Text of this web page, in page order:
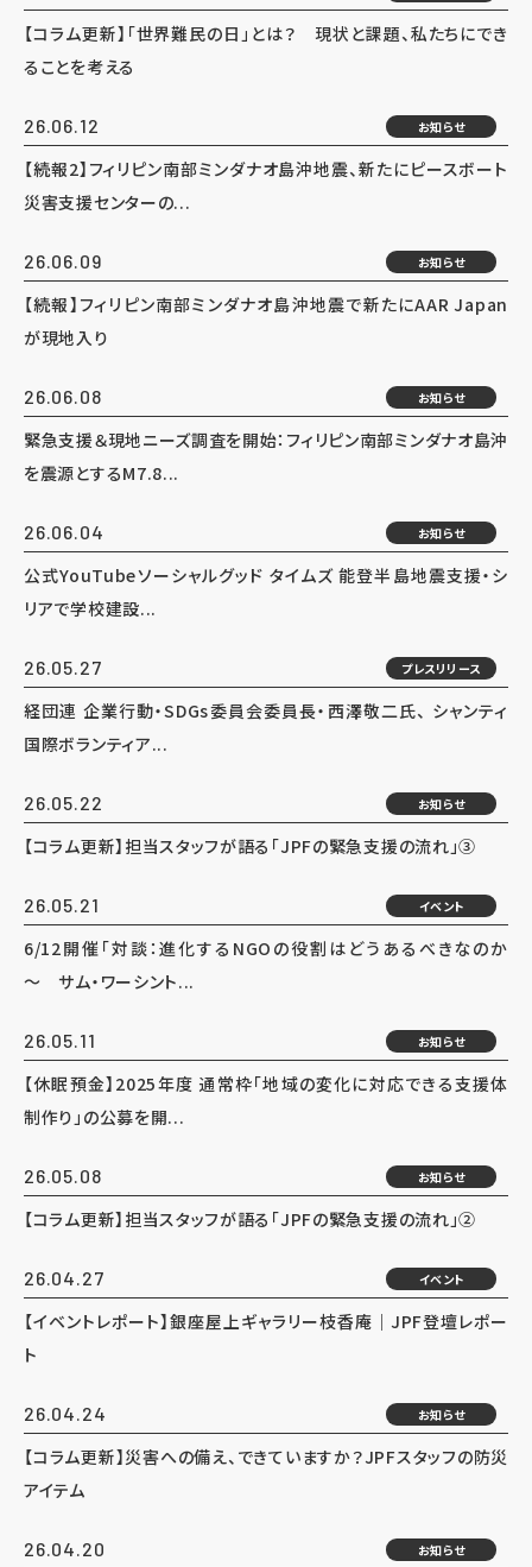
【コラム更新】「世界難民の日」とは？ 現状と課題、私たちにでき
ることを考える
26.06.12 お知らせ
【続報2】フィリピン南部ミンダナオ島沖地震、新たにピースボート
災害支援センターの...
26.06.09 お知らせ
【続報】フィリピン南部ミンダナオ島沖地震で新たにAAR Japan
が現地入り
26.06.08 お知らせ
緊急支援＆現地ニーズ調査を開始：フィリピン南部ミンダナオ島沖
を震源とするM7.8...
26.06.04 お知らせ
公式YouTubeソーシャルグッド タイムズ 能登半島地震支援・シ
リアで学校建設...
26.05.27 プレスリリース
経団連 企業行動・SDGs委員会委員長・西澤敬二氏、 シャンティ
国際ボランティア...
26.05.22 お知らせ
【コラム更新】担当スタッフが語る「JPFの緊急支援の流れ」③
26.05.21 イベント
6/12開催「対談：進化するNGOの役割はどうあるべきなのか
～ サム・ワーシント...
26.05.11 お知らせ
【休眠預金】2025年度 通常枠「地域の変化に対応できる支援体
制作り」の公募を開...
26.05.08 お知らせ
【コラム更新】担当スタッフが語る「JPFの緊急支援の流れ」②
26.04.27 イベント
【イベントレポート】銀座屋上ギャラリー枝香庵｜JPF登壇レポー
ト
26.04.24 お知らせ
【コラム更新】災害への備え、できていますか？JPFスタッフの防災
アイテム
26.04.20 お知らせ